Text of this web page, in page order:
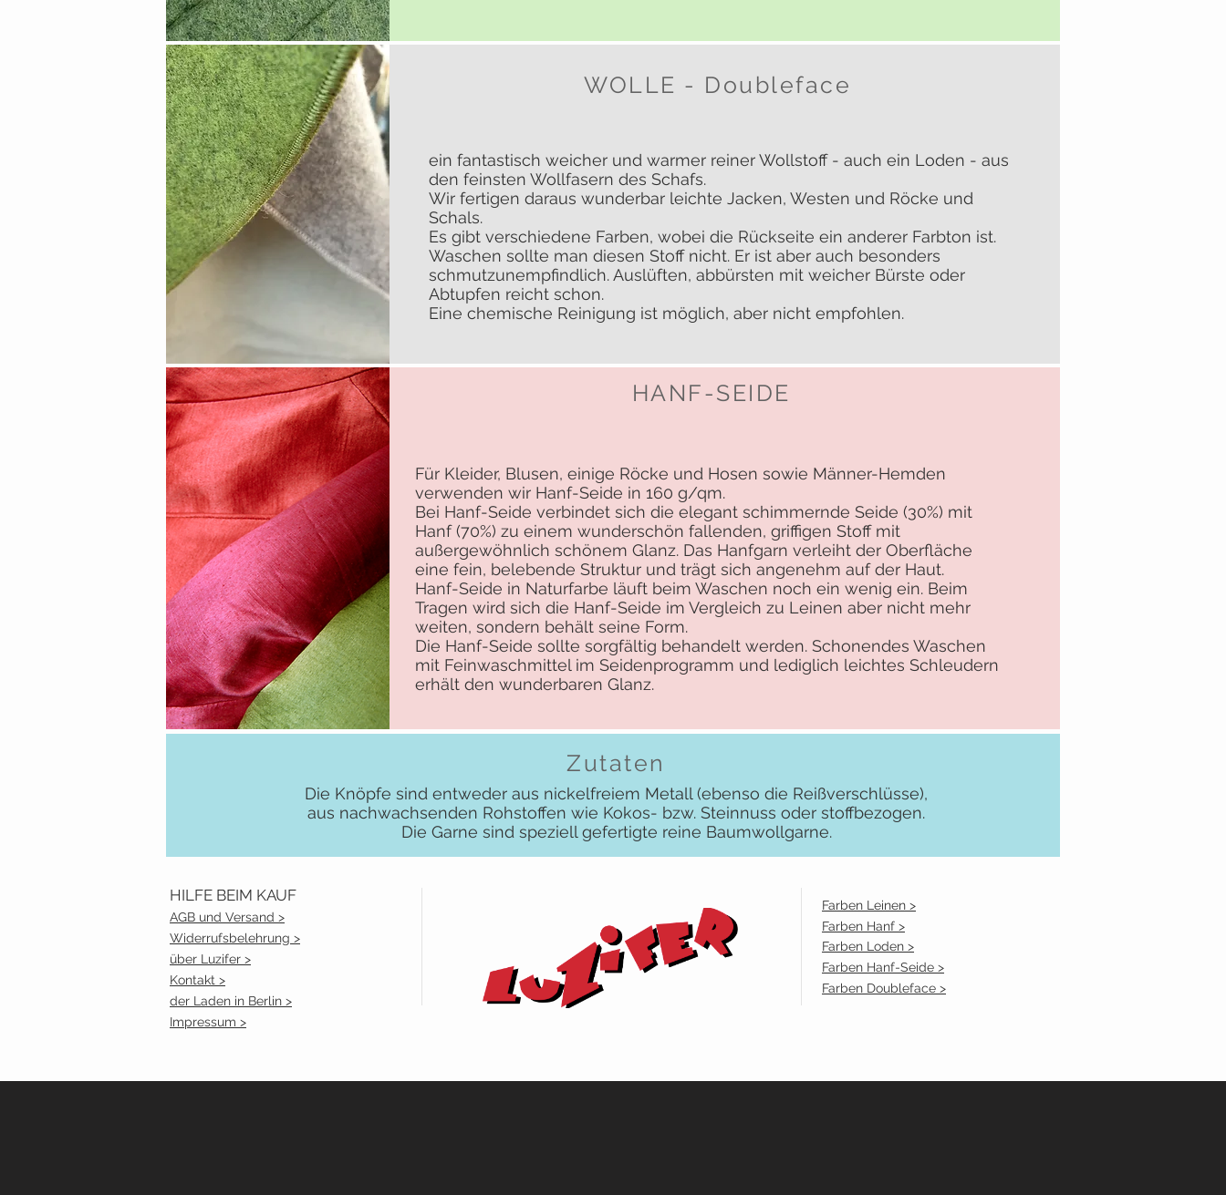
WOLLE - Doubleface
ein fantastisch weicher und warmer reiner Wollstoff - auch ein Loden - aus
den feinsten Wollfasern des Schafs.
Wir fertigen daraus wunderbar leichte Jacken, Westen und Röcke und
Schals.
Es gibt verschiedene Farben, wobei die Rückseite ein anderer Farbton ist.
Waschen sollte man diesen Stoff nicht. Er ist aber auch besonders
schmutzunempfindlich. Auslüften, abbürsten mit weicher Bürste oder
Abtupfen reicht schon.
Eine chemische Reinigung ist möglich, aber nicht empfohlen.
HANF-SEIDE
Für Kleider, Blusen, einige Röcke und Hosen sowie Männer-Hemden
verwenden wir Hanf-Seide in 160 g/qm.
Bei Hanf-Seide verbindet sich die elegant schimmernde Seide (30%) mit
Hanf (70%) zu einem wunderschön fallenden, griffigen Stoff mit
außergewöhnlich schönem Glanz. Das Hanfgarn verleiht der Oberfläche
eine fein, belebende Struktur und trägt sich angenehm auf der Haut.
Hanf-Seide in Naturfarbe läuft beim Waschen noch ein wenig ein. Beim
Tragen wird sich die Hanf-Seide im Vergleich zu Leinen aber nicht mehr
weiten, sondern behält seine Form.
Die Hanf-Seide sollte sorgfältig behandelt werden. Schonendes Waschen
mit Feinwaschmittel im Seidenprogramm und lediglich leichtes Schleudern
erhält den wunderbaren Glanz.
Zutaten
Die Knöpfe sind entweder aus nickelfreiem Metall (ebenso die Reißverschlüsse),
aus nachwachsenden Rohstoffen wie Kokos- bzw. Steinnuss oder stoffbezogen.
Die Garne sind speziell gefertigte reine Baumwollgarne.
HILFE BEIM KAUF
AGB und Versand >
Widerrufsbelehrung >
über Luzifer >
Kontakt >
der Laden in Berlin >
Impressum >
Farben Leinen >
Farben Hanf >
Farben Loden >
Farben Hanf-Seide >
Farben Doubleface >